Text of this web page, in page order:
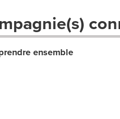
ensemble